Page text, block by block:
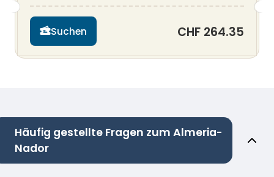
Suchen CHF 264.35
Häufig gestellte Fragen zum Almeria-
Nador